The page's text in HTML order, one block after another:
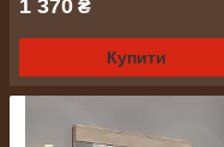
1 370 ₴
Купити